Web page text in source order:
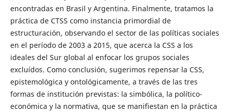
encontradas en Brasil y Argentina. Finalmente, tratamos la
práctica de CTSS como instancia primordial de
estructuración, observando el sector de las políticas sociales
en el período de 2003 a 2015, que acerca la CSS a los
ideales del Sur global al enfocar los grupos sociales
excluídos. Como conclusión, sugerimos repensar la CSS,
epistemológica y ontológicamente, a través de las tres
formas de institución previstas: la simbólica, la político-
económica y la normativa, que se manifiestan en la práctica